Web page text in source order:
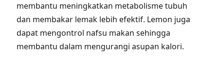
membantu meningkatkan metabolisme tubuh
dan membakar lemak lebih efektif. Lemon juga
dapat mengontrol nafsu makan sehingga
membantu dalam mengurangi asupan kalori.